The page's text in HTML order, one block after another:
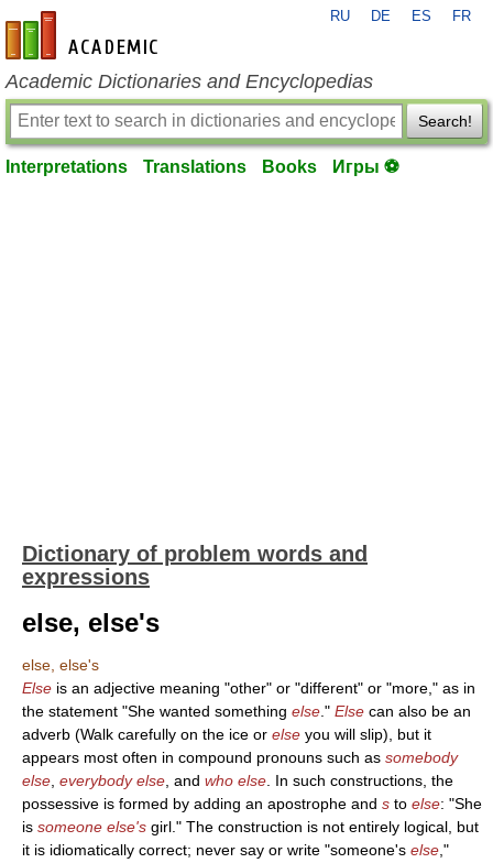
en-academic.com
RU DE ES FR
Academic Dictionaries and Encyclopedias
Search!
Interpretations Translations Books Игры ⚽
Dictionary of problem words and
expressions
else, else's
else, else's
Else is an adjective meaning "other" or "different" or "more," as in
the statement "She wanted something else ." Else can also be an
adverb (Walk carefully on the ice or else you will slip), but it
appears most often in compound pronouns such as somebody
else everybody else , and who else . In such constructions, the
possessive is formed by adding an apostrophe and s to else: "She
is someone else's girl." The construction is not entirely logical, but
it is idiomatically correct; never say or write "someone's else ,"